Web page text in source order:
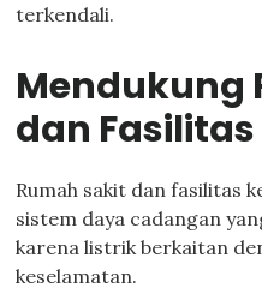
terkendali.
Mendukung
dan
Rumah sakit dan fasilitas
sistem daya cadangan
karena listrik berkaitan
keselamatan.